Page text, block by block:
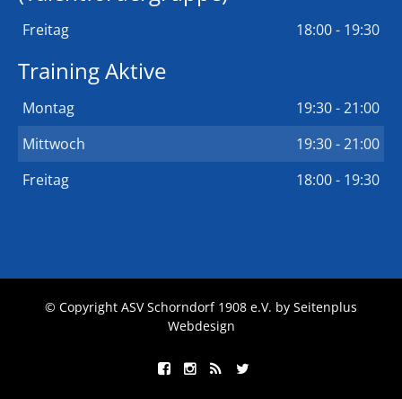
Freitag 18:00 - 19:30
Training Aktive
Montag
19:30 - 21:00
Mittwoch
19:30 - 21:00
Freitag
18:00 - 19:30
© Copyright ASV Schorndorf 1908 e.V. by Seitenplus
Webdesign